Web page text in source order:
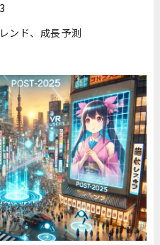
ンド、成長予測